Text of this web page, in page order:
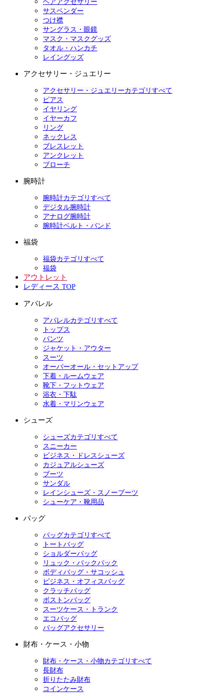
ヘアアクセサリー
サスペンダー
つけ襟
サングラス・眼鏡
マスク・マスクグッズ
タオル・ハンカチ
レイングッズ
アクセサリー・ジュエリー
アクセサリー・ジュエリーカテゴリすべて
ピアス
イヤリング
イヤーカフ
リング
ネックレス
ブレスレット
アンクレット
ブローチ
腕時計
腕時計カテゴリすべて
デジタル腕時計
アナログ腕時計
腕時計ベルト・バンド
福袋
福袋カテゴリすべて
福袋
アウトレット
レディース TOP
アパレル
アパレルカテゴリすべて
トップス
パンツ
ジャケット・アウター
スーツ
オーバーオール・セットアップ
下着・ルームウェア
靴下・フットウェア
浴衣・下駄
水着・マリンウェア
シューズ
シューズカテゴリすべて
スニーカー
ビジネス・ドレスシューズ
カジュアルシューズ
ブーツ
サンダル
レインシューズ・スノーブーツ
シューケア・靴用品
バッグ
バッグカテゴリすべて
トートバッグ
ショルダーバッグ
リュック・バックパック
ボディバッグ・サコッシュ
ビジネス・オフィスバッグ
クラッチバッグ
ボストンバッグ
スーツケース・トランク
エコバッグ
バッグアクセサリー
財布・ケース・小物
財布・ケース・小物カテゴリすべて
長財布
折りたたみ財布
コインケース